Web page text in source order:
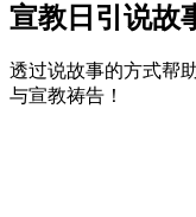
宣教日引 说故
透过说故事的方式帮
与宣教祷告！